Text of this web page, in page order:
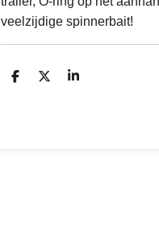
veelzijdige spinnerbait!
D
D
S